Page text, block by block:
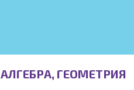
АЛГЕБРА, ГЕОМЕТРИЯ